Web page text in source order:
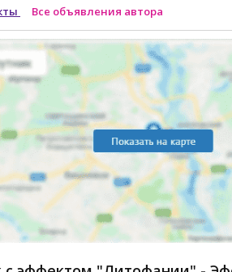
Все объявления автора